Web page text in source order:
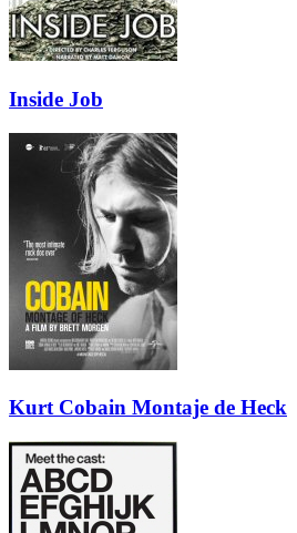
Inside Job
Kurt Cobain Montaje de Heck